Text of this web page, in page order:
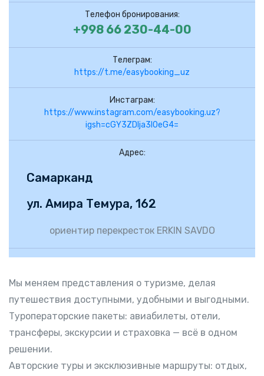
Телефон бронирования:
+998 66 230-44-00
Телеграм:
https://t.me/easybooking_uz
Инстаграм:
https://www.instagram.com/easybooking.uz?
igsh=cGY3ZDlja3I0eG4=
Адрес:
Самарканд
ул. Амира Темура, 162
ориентир перекресток ERKIN SAVDO
Мы меняем представления о туризме, делая
путешествия доступными, удобными и выгодными.
Туроператорские пакеты: авиабилеты, отели,
трансферы, экскурсии и страховка — всё в одном
решении.
Авторские туры и эксклюзивные маршруты: отдых,